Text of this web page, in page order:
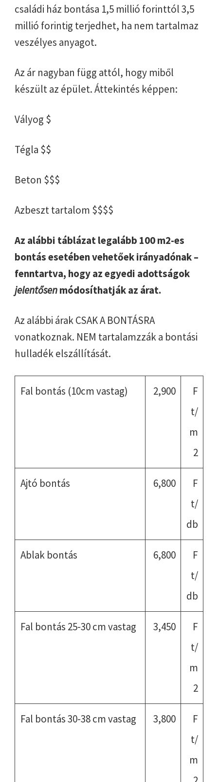
családi ház bontása 1,5 millió forinttól 3,5
millió forintig terjedhet, ha nem tartalmaz
veszélyes anyagot.
Az ár nagyban függ attól, hogy miből
készült az épület. Áttekintés képpen:
Vályog $
Tégla $$
Beton $$$
Azbeszt tartalom $$$$
Az alábbi táblázat legalább 100 m2-es
bontás esetében vehetőek irányadónak –
fenntartva, hogy az egyedi adottságok
jelentősenmódosíthatják az árat.
Az alábbi árak CSAK A BONTÁSRA
vonatkoznak. NEM tartalamzzák a bontási
hulladék elszállítását.
Fal bontás (10cm vastag) 2,900
F
t/
m
2
Ajtó bontás 6,800
F
t/
db
Ablak bontás 6,800
F
t/
db
Fal bontás 25-30 cm vastag 3,450
F
t/
m
2
Fal bontás 30-38 cm vastag 3,800
F
t/
m